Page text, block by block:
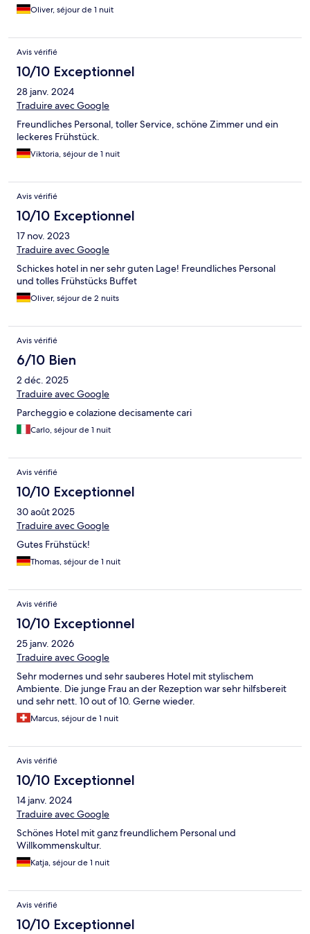
Oliver, séjour de 1 nuit
Avis vérifié
10/10 Exceptionnel
28 janv. 2024
Traduire avec Google
Freundliches Personal, toller Service, schöne Zimmer und ein
leckeres Frühstück.
Viktoria, séjour de 1 nuit
Avis vérifié
10/10 Exceptionnel
17 nov. 2023
Traduire avec Google
Schickes hotel in ner sehr guten Lage! Freundliches Personal
und tolles Frühstücks Buffet
Oliver, séjour de 2 nuits
Avis vérifié
6/10 Bien
2 déc. 2025
Traduire avec Google
Parcheggio e colazione decisamente cari
Carlo, séjour de 1 nuit
Avis vérifié
10/10 Exceptionnel
30 août 2025
Traduire avec Google
Gutes Frühstück!
Thomas, séjour de 1 nuit
Avis vérifié
10/10 Exceptionnel
25 janv. 2026
Traduire avec Google
Sehr modernes und sehr sauberes Hotel mit stylischem
Ambiente. Die junge Frau an der Rezeption war sehr hilfsbereit
und sehr nett. 10 out of 10. Gerne wieder.
Marcus, séjour de 1 nuit
Avis vérifié
10/10 Exceptionnel
14 janv. 2024
Traduire avec Google
Schönes Hotel mit ganz freundlichem Personal und
Willkommenskultur.
Katja, séjour de 1 nuit
Avis vérifié
10/10 Exceptionnel